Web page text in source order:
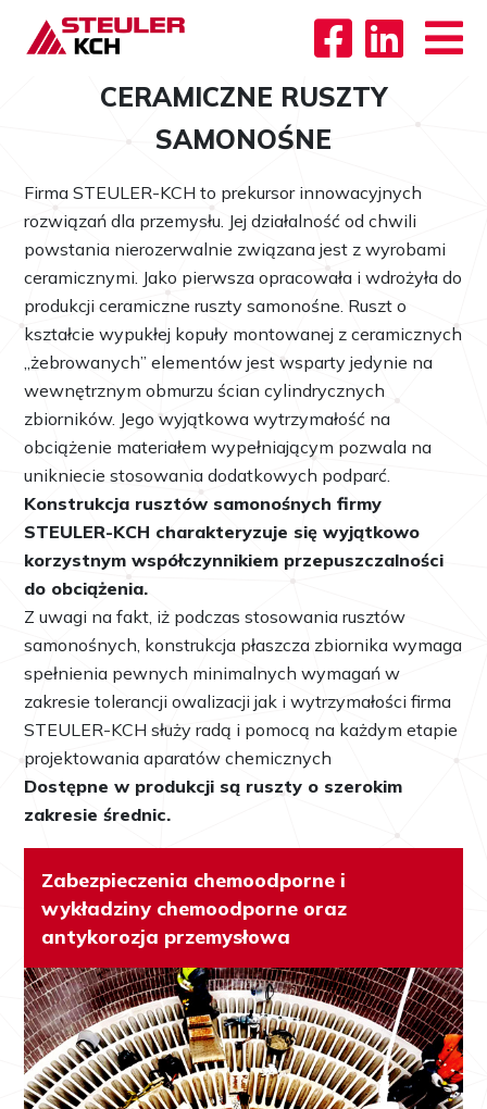
CERAMICZNE RUSZTY
SAMONOŚNE
Firma STEULER-KCH to prekursor innowacyjnych
rozwiązań dla przemysłu. Jej działalność od chwili
powstania nierozerwalnie związana jest z wyrobami
ceramicznymi. Jako pierwsza opracowała i wdrożyła do
produkcji ceramiczne ruszty samonośne. Ruszt o
kształcie wypukłej kopuły montowanej z ceramicznych
„żebrowanych” elementów jest wsparty jedynie na
wewnętrznym obmurzu ścian cylindrycznych
zbiorników. Jego wyjątkowa wytrzymałość na
obciążenie materiałem wypełniającym pozwala na
unikniecie stosowania dodatkowych podparć.
Konstrukcja rusztów samonośnych firmy
STEULER-KCH charakteryzuje się wyjątkowo
korzystnym współczynnikiem przepuszczalności
do obciążenia.
Z uwagi na fakt, iż podczas stosowania rusztów
samonośnych, konstrukcja płaszcza zbiornika wymaga
spełnienia pewnych minimalnych wymagań w
zakresie tolerancji owalizacji jak i wytrzymałości firma
STEULER-KCH służy radą i pomocą na każdym etapie
projektowania aparatów chemicznych
Dostępne w produkcji są ruszty o szerokim
zakresie średnic.
Zabezpieczenia chemoodporne i
wykładziny chemoodporne oraz
antykorozja przemysłowa